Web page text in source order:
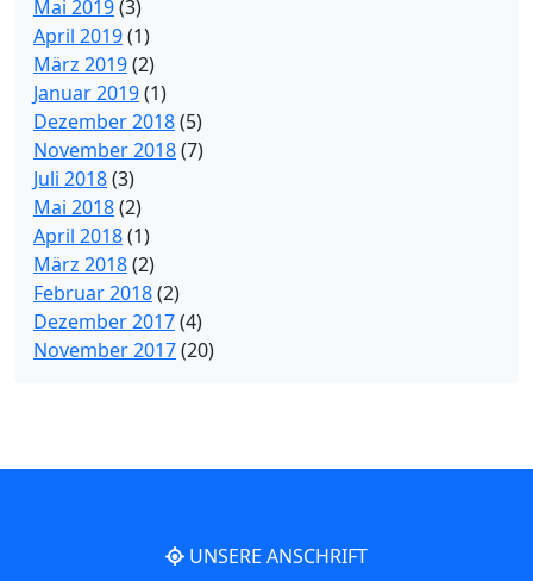
Mai 2019(3)
April 2019(1)
März 2019(2)
Januar 2019(1)
Dezember 2018(5)
November 2018(7)
Juli 2018(3)
Mai 2018(2)
April 2018(1)
März 2018(2)
Februar 2018(2)
Dezember 2017(4)
November 2017(20)
UNSERE ANSCHRIFT